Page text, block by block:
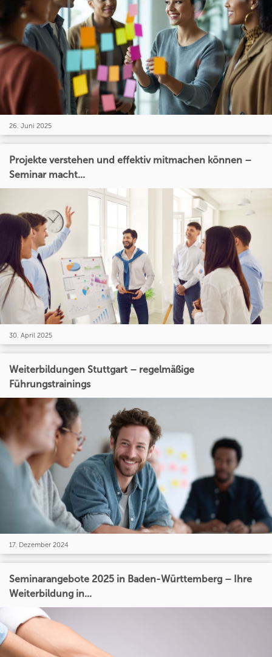
26. Juni 2025
Projekte verstehen und effektiv mitmachen können –
Seminar macht...
30. April 2025
Weiterbildungen Stuttgart – regelmäßige
Führungstrainings
17. Dezember 2024
Seminarangebote 2025 in Baden-Württemberg – Ihre
Weiterbildung in...